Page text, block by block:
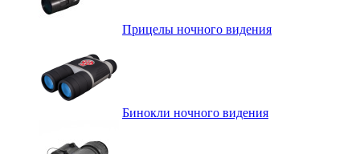
Прицелы ночного видения
Бинокли ночного видения